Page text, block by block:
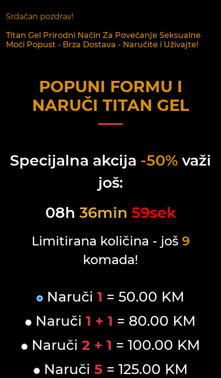
Srdačan pozdrav!
Titan Gel Prirodni Način Za Povećanje Seksualne
Moći Popust - Brza Dostava - Naručite i Uživajte!
POPUNI FORMU I
NARUČI TITAN GEL
Specijalna akcija -50% važi
još:
08h 36min 59sek
Limitirana količina - još 9
komada!
Naruči 1 = 50.00 KM
Naruči 1 + 1 = 80.00 KM
Naruči 2 + 1 = 100.00 KM
Naruči 5 = 125.00 KM